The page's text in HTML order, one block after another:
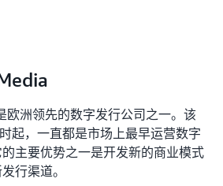
欧洲领先的数字发行公司之一。该
起，一直都是市场上最早运营数字
主要优势之一是开发新的商业模式
行渠道。